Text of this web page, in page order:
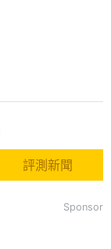
評測新聞
Sponsor